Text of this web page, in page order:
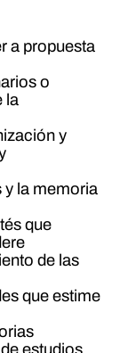
a propuesta
o
la
y
y la memoria
que
de las
que estime